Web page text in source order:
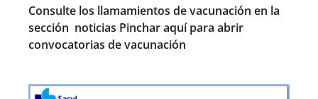
Consulte los llamamientos de vacunación en la
sección noticias Pinchar aquí para abrir
convocatorias de vacunación